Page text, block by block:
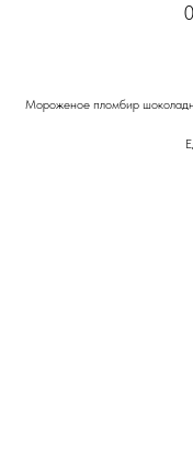
Мороженое пломбир